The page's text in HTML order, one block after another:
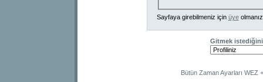
Sayfaya girebilmeniz için üye
Gitmek
Bütün Zaman Ayarları WEZ